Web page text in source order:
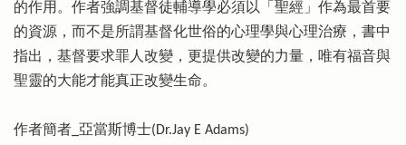
的作用。作者強調基督徒輔導學必須以「聖經」作為最首要
的資源，而不是所謂基督化世俗的心理學與心理治療，書中
指出，基督要求罪人改變，更提供改變的力量，唯有福音與
聖靈的大能才能真正改變生命。
作者簡者_亞當斯博士(Dr.Jay E Adams)